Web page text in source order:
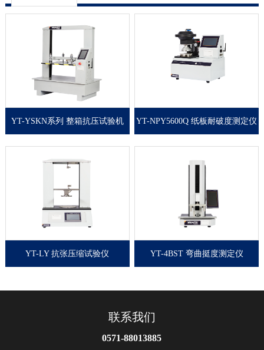
作简单、性能可靠、技术
先进；是科研单位、造纸
厂家、包装行业、质检部
YT-NPY5600Q 纸板耐破度测定仪
的试验机，适用于瓦楞纸
抗压试验。并适用于塑料
桶（食用油、矿泉水）、
纸桶、纸盒、纸罐、集装
YT-YSKN系列 整箱抗压试验机
仪器，适合各种瓦楞纸板
度使纸板具有一定的刚度
和强度，提高了纸箱抗凸
YT-4BST 弯曲挺度测定仪
能、弹性形变。
YT-LY 抗张压缩试验仪
联系我们
0571-88013885